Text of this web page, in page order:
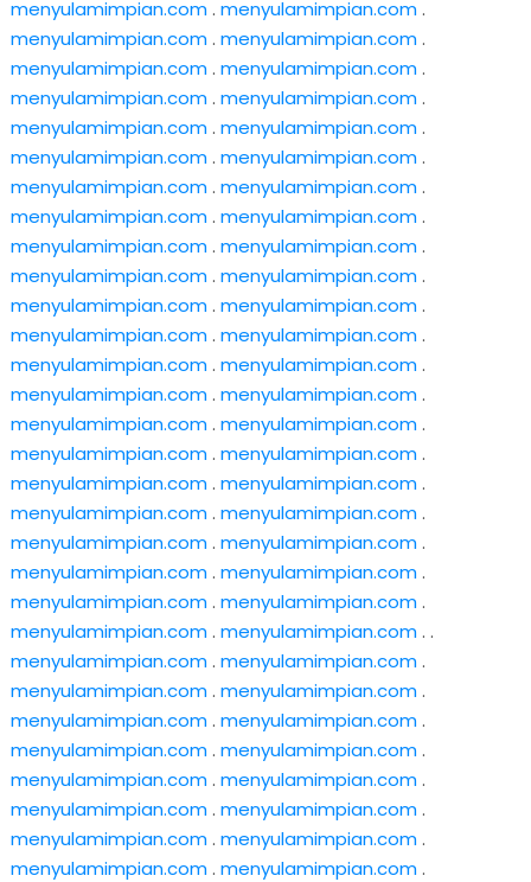
menyulamimpian.com. menyulamimpian.com.
menyulamimpian.com. menyulamimpian.com.
menyulamimpian.com. menyulamimpian.com.
menyulamimpian.com. menyulamimpian.com.
menyulamimpian.com. menyulamimpian.com.
menyulamimpian.com. menyulamimpian.com.
menyulamimpian.com. menyulamimpian.com.
menyulamimpian.com. menyulamimpian.com.
menyulamimpian.com. menyulamimpian.com.
menyulamimpian.com. menyulamimpian.com.
menyulamimpian.com. menyulamimpian.com.
menyulamimpian.com. menyulamimpian.com.
menyulamimpian.com. menyulamimpian.com.
menyulamimpian.com. menyulamimpian.com.
menyulamimpian.com. menyulamimpian.com.
menyulamimpian.com. menyulamimpian.com.
menyulamimpian.com. menyulamimpian.com.
menyulamimpian.com. menyulamimpian.com.
menyulamimpian.com. menyulamimpian.com.
menyulamimpian.com. menyulamimpian.com.
menyulamimpian.com. menyulamimpian.com.
menyulamimpian.com. menyulamimpian.com. .
menyulamimpian.com. menyulamimpian.com.
menyulamimpian.com. menyulamimpian.com.
menyulamimpian.com. menyulamimpian.com.
menyulamimpian.com. menyulamimpian.com.
menyulamimpian.com. menyulamimpian.com.
menyulamimpian.com. menyulamimpian.com.
menyulamimpian.com. menyulamimpian.com.
menyulamimpian.com. menyulamimpian.com.